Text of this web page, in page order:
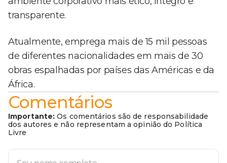
transparente.
Atualmente, emprega mais de 15 mil pessoas
de diferentes nacionalidades em mais de 30
obras espalhadas por países das Américas e da
África.
Comentários
Importante: Os comentários são de responsabilidade
dos autores e não representam a opinião do Política
Livre